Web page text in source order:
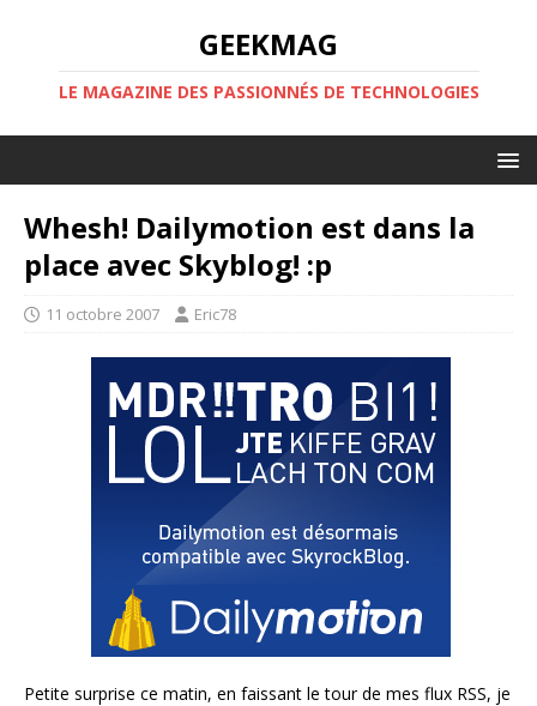
GEEKMAG
LE MAGAZINE DES PASSIONNÉS DE TECHNOLOGIES
Whesh! Dailymotion est dans la
place avec Skyblog! :p
11 octobre 2007 Eric78
Petite surprise ce matin, en faissant le tour de mes flux RSS, je